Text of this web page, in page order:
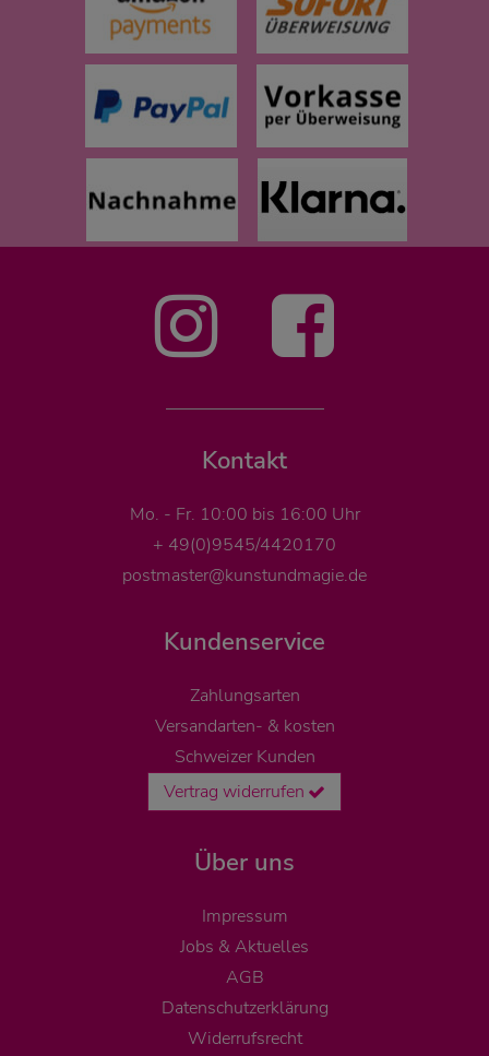
Kontakt
Mo. - Fr. 10:00 bis 16:00 Uhr
+ 49(0)9545/4420170
postmaster@kunstundmagie.de
Kundenservice
Zahlungsarten
Versandarten- & kosten
Schweizer Kunden
Vertrag widerrufen
Über uns
Impressum
Jobs & Aktuelles
AGB
Datenschutzerklärung
Widerrufsrecht